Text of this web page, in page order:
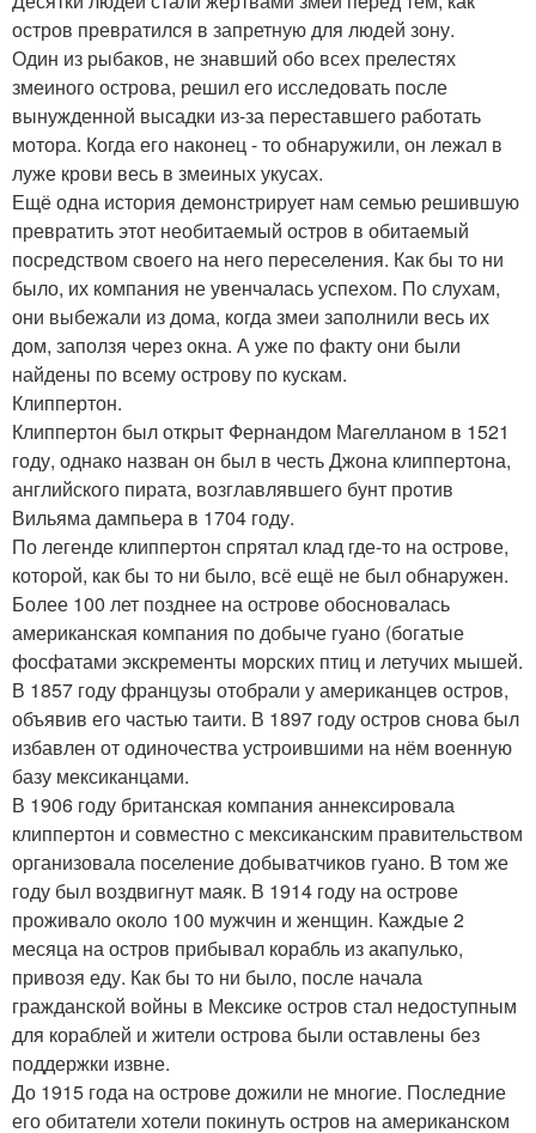
остров превратился в запретную для людей зону.
Один из рыбаков, не знавший обо всех прелестях
змеиного острова, решил его исследовать после
вынужденной высадки из-за переставшего работать
мотора. Когда его наконец - то обнаружили, он лежал в
луже крови весь в змеиных укусах.
Ещё одна история демонстрирует нам семью решившую
превратить этот необитаемый остров в обитаемый
посредством своего на него переселения. Как бы то ни
было, их компания не увенчалась успехом. По слухам,
они выбежали из дома, когда змеи заполнили весь их
дом, заползя через окна. А уже по факту они были
найдены по всему острову по кускам.
Клиппертон.
Клиппертон был открыт Фернандом Магелланом в 1521
году, однако назван он был в честь Джона клиппертона,
английского пирата, возглавлявшего бунт против
Вильяма дампьера в 1704 году.
По легенде клиппертон спрятал клад где-то на острове,
которой, как бы то ни было, всё ещё не был обнаружен.
Более 100 лет позднее на острове обосновалась
американская компания по добыче гуано (богатые
фосфатами экскременты морских птиц и летучих мышей.
В 1857 году французы отобрали у американцев остров,
объявив его частью таити. В 1897 году остров снова был
избавлен от одиночества устроившими на нём военную
базу мексиканцами.
В 1906 году британская компания аннексировала
клиппертон и совместно с мексиканским правительством
организовала поселение добыватчиков гуано. В том же
году был воздвигнут маяк. В 1914 году на острове
проживало около 100 мужчин и женщин. Каждые 2
месяца на остров прибывал корабль из акапулько,
привозя еду. Как бы то ни было, после начала
гражданской войны в Мексике остров стал недоступным
для кораблей и жители острова были оставлены без
поддержки извне.
До 1915 года на острове дожили не многие. Последние
его обитатели хотели покинуть остров на американском